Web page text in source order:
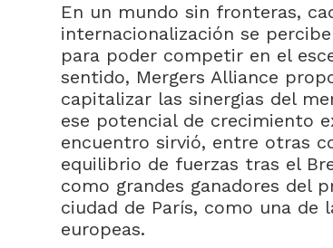
En un mundo sin fronteras,
internacionalización se
para poder competir en el
sentido, Mergers Alliance
capitalizar las sinergias del
ese potencial de crecimiento
encuentro sirvió, entre otras
equilibrio de fuerzas tras el
como grandes ganadores del
ciudad de París, como una de
europeas.